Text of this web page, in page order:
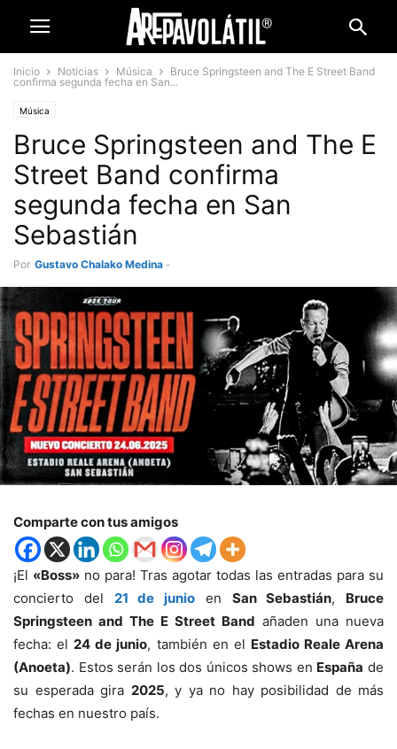
Inicio Noticias Música
Bruce Springsteen and The E Street Band
confirma segunda fecha en San...
Música
Bruce Springsteen and The E
Street Band confirma
segunda fecha en San
Sebastián
Por Gustavo Chalako Medina -
Comparte con tus amigos
¡El «Boss» no para! Tras agotar todas las entradas para su
concierto del 21 de junio en San Sebastián, Bruce
Springsteen and The E Street Band añaden una nueva
fecha: el24 de junio, también en el Estadio Reale Arena
(Anoeta). Estos serán los dos únicos shows en España de
su esperada gira 2025, y ya no hay posibilidad de más
fechas en nuestro país.